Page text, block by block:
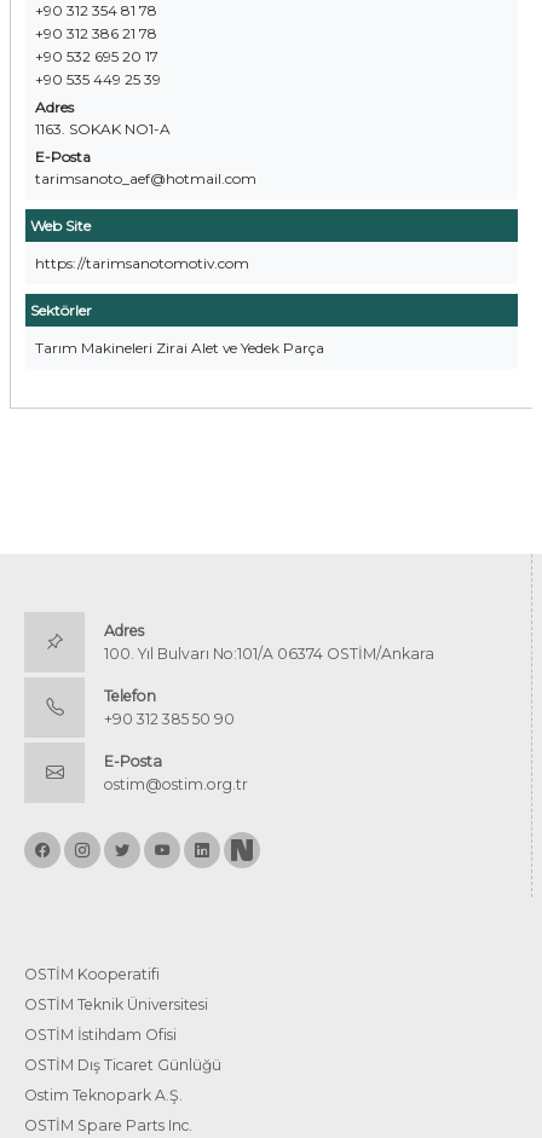
+90 312 354 81 78
+90 312 386 21 78
+90 532 695 20 17
+90 535 449 25 39
Adres
1163. SOKAK NO1-A
E-Posta
tarimsanoto_aef@hotmail.com
Web Site
https://tarimsanotomotiv.com
Sektörler
Tarım Makineleri Zirai Alet ve Yedek Parça
Adres
100. Yıl Bulvarı No:101/A 06374 OSTİM/Ankara
Telefon
+90 312 385 50 90
E-Posta
ostim@ostim.org.tr
OSTİM Kooperatifi
OSTİM Teknik Üniversitesi
OSTİM İstihdam Ofisi
OSTİM Dış Ticaret Günlüğü
Ostim Teknopark A.Ş.
OSTİM Spare Parts Inc.